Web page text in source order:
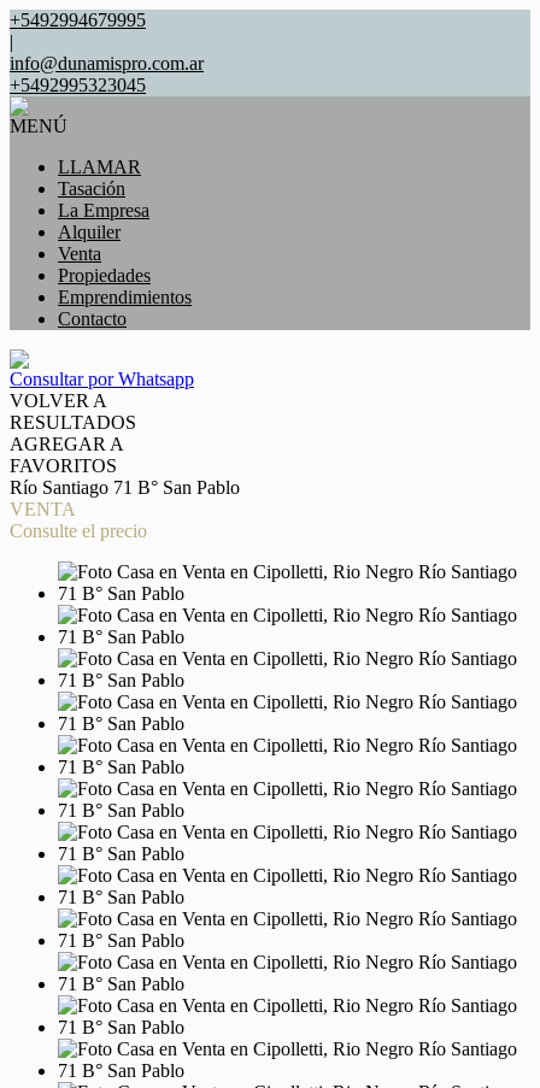
+5492994679995
|
info@dunamispro.com.ar
+5492995323045
MENÚ
LLAMAR
Tasación
La Empresa
Alquiler
Venta
Propiedades
Emprendimientos
Contacto
Consultar por Whatsapp
VOLVER A
RESULTADOS
AGREGAR A
FAVORITOS
Río Santiago 71 B° San Pablo
VENTA
Consulte el precio